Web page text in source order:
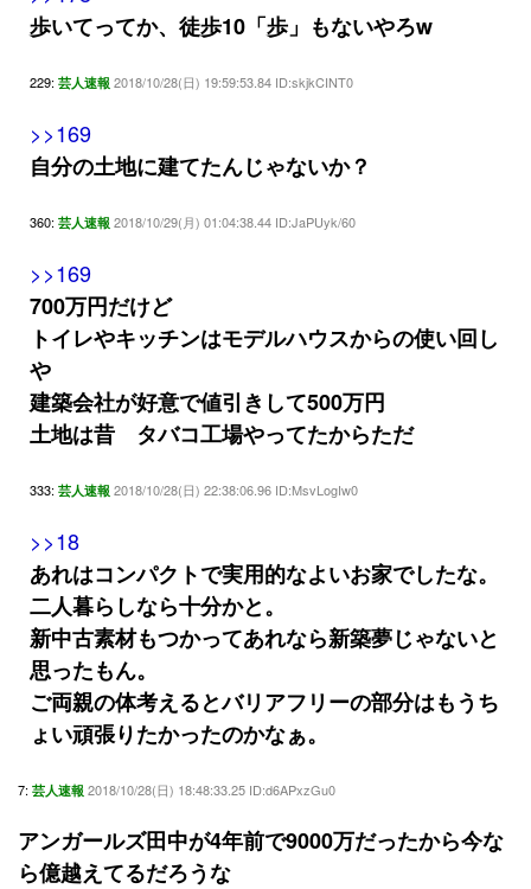
歩いてってか、徒歩10「歩」もないやろw
229: 芸人速報 2018/10/28(日) 19:59:53.84 ID:skjkCINT0
>>169
自分の土地に建てたんじゃないか？
360: 芸人速報 2018/10/29(月) 01:04:38.44 ID:JaPUyk/60
>>169
700万円だけど
トイレやキッチンはモデルハウスからの使い回し
や
建築会社が好意で値引きして500万円
土地は昔 タバコ工場やってたからただ
333: 芸人速報 2018/10/28(日) 22:38:06.96 ID:MsvLogIw0
>>18
あれはコンパクトで実用的なよいお家でしたな。
二人暮らしなら十分かと。
新中古素材もつかってあれなら新築夢じゃないと
思ったもん。
ご両親の体考えるとバリアフリーの部分はもうち
ょい頑張りたかったのかなぁ。
7: 芸人速報 2018/10/28(日) 18:48:33.25 ID:d6APxzGu0
アンガールズ田中が4年前で9000万だったから今な
ら億越えてるだろうな